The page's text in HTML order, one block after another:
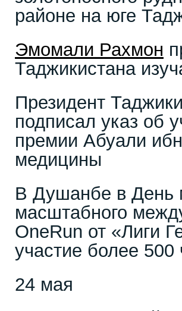
районе на юге
Эмомали Рахмон
Таджикистана
Президент
подписал указ об
премии Абуали
медицины
В Душанбе в День
масштабного
OneRun от «Лиги
участие более 500
24 мая